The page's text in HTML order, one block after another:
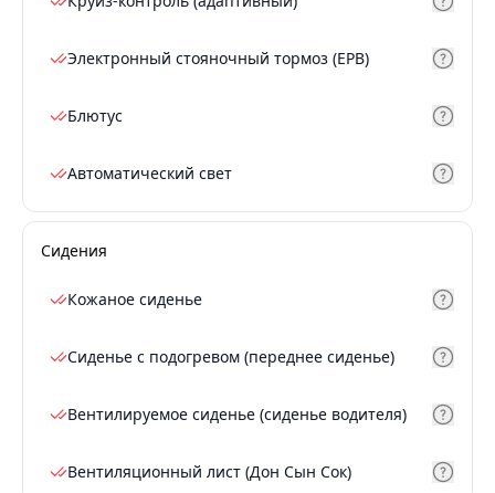
Электронный стояночный тормоз (EPB)
Блютус
Автоматический свет
Сидения
Кожаное сиденье
Сиденье с подогревом (переднее сиденье)
Вентилируемое сиденье (сиденье водителя)
Вентиляционный лист (Дон Сын Сок)